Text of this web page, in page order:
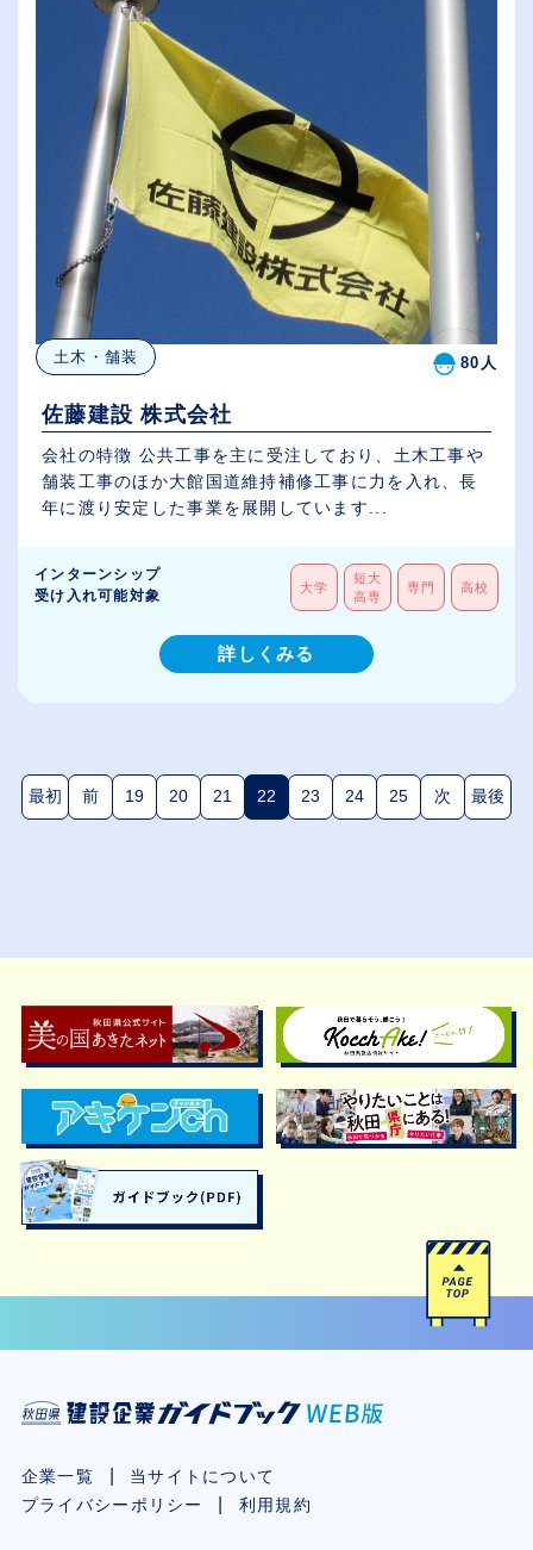
土木・舗装 80人
佐藤建設 株式会社
会社の特徴 公共工事を主に受注しており、土木工事や
舗装工事のほか大館国道維持補修工事に力を入れ、長
年に渡り安定した事業を展開しています...
インターンシップ
受け入れ可能対象
大学
短大
高専
専門 高校
詳しくみる
最初 前 19 20 21 22(現在のページ)
23 24 25 次 最後
企業一覧
当サイトについて
プライバシーポリシー
利用規約